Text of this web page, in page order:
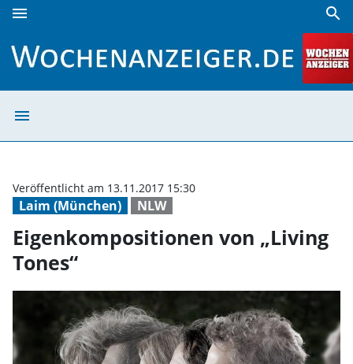
menu search
menu
Laim (München) NLW
Veröffentlicht am 13.11.2017 15:30
Eigenkompositionen von „Living
Tones“